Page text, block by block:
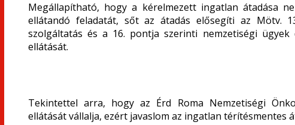
Megállapítható, hogy a kérelmezett ingatlan átadása
ellátandó feladatát, sőt az átadás elősegíti az Mötv.
szolgáltatás és a 16. pontja szerinti nemzetiségi
ellátását.
Tekintettel arra, hogy az Érd Roma Nemzetiségi
ellátását vállalja, ezért javaslom az ingatlan térítésmentes